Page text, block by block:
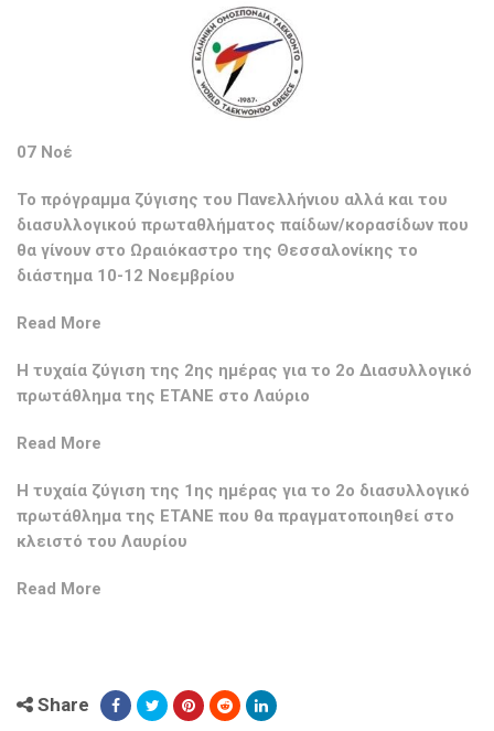
07 Νοέ
Το πρόγραμμα ζύγισης του Πανελλήνιου αλλά και του
διασυλλογικού πρωταθλήματος παίδων/κορασίδων που
θα γίνουν στο Ωραιόκαστρο της Θεσσαλονίκης το
διάστημα 10-12 Νοεμβρίου
Read More
Η τυχαία ζύγιση της 2ης ημέρας για το 2ο Διασυλλογικό
πρωτάθλημα της ΕΤΑΝΕ στο Λαύριο
Read More
Η τυχαία ζύγιση της 1ης ημέρας για το 2ο διασυλλογικό
πρωτάθλημα της ΕΤΑΝΕ που θα πραγματοποιηθεί στο
κλειστό του Λαυρίου
Read More
Share